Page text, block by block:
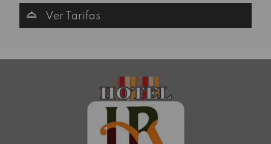
Ver Tarifas